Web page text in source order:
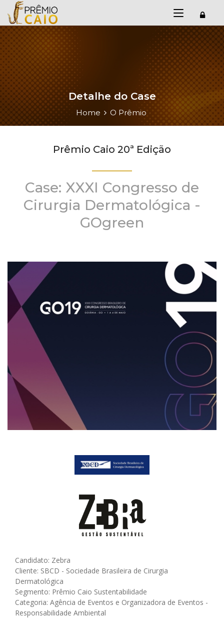
Detalhe do Case
Home O Prêmio
Prêmio Caio 20ª Edição
Case: XXXI Congresso de
Cirurgia Dermatológica -
GOgreen
Candidato: Zebra
Cliente: SBCD - Sociedade Brasileira de Cirurgia
Dermatológica
Segmento: Prêmio Caio Sustentabilidade
Categoria: Agência de Eventos e Organizadora de Eventos -
Responsabilidade Ambiental